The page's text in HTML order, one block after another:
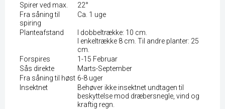
Spirer ved max.
22°
Fra såning til
spiring
Ca. 1 uge
Planteafstand
I dobbeltrække: 10 cm.
I enkeltrække 8 cm. Til andre planter: 25
cm.
Forspires
1-15 Februar
Sås direkte
Marts-September
Fra såning til høst 6-8 uger
Insektnet
Behøver ikke insektnet undtagen til
beskyttelse mod dræbersnegle, vind og
kraftig regn.